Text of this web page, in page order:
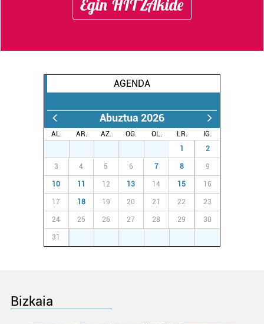
Egin HITZAkide
AGENDA
Abuztua 2026
AL. AR. AZ. OG. OL. LR.
IG.
1 2
3 4 5 6 7 8 9
10 11 12 13 14 15 16
17 18 19 20 21 22 23
24 25 26 27 28 29 30
31
Bizkaia